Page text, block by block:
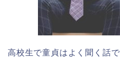
高校生で童貞はよく聞く話